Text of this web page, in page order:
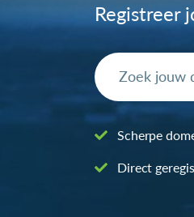
Registreer
Scherpe
Direct